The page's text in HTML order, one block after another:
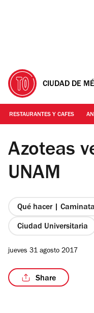
CIUDAD DE
RESTAURANTES Y CAFES
Foto: Cortesía del CIC
Azoteas
UNAM
Qué hacer |
Ciudad Universitaria
jueves 31 agosto 2017
Share